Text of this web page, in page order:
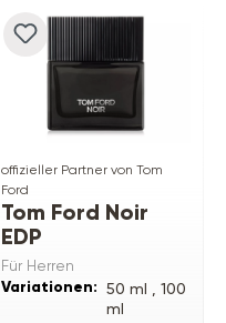
offizieller Partner von Tom
Ford
Tom Ford Noir
EDP
Für Herren
Variationen: 50 ml , 100
ml